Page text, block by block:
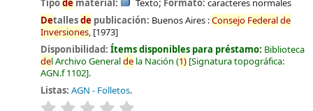
Tipode material: Texto; Formato: caracteres normales
Detallesde publicación: Buenos Aires :Consejo Federalde
Inversiones, [1973]
Disponibilidad:Ítems disponibles para préstamo: Biblioteca
del Archivo Generalde la Nación (1) Signatura topográfica:
AGN.f 1102 .
Listas: AGN - Folletos.
valoración